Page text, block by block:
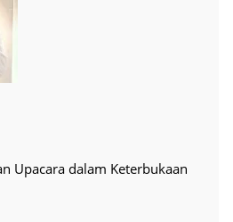
Upacara dalam Keterbukaan